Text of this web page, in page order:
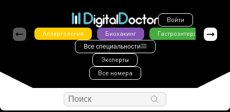
Войти
Аллергология
Биохакинг Гастроэнтерология
Все специальности
Эксперты
Все номера